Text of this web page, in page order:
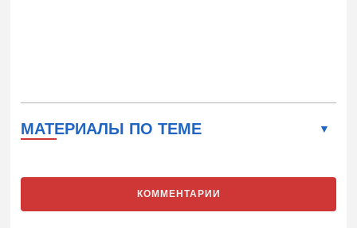
МАТЕРИАЛЫ ПО ТЕМЕ
КОММЕНТАРИИ